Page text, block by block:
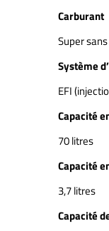
Carburant
Super
Système
EFI
Capacité
70 litres
Capacité
3,7 litres
Capacité